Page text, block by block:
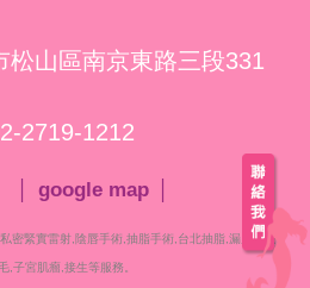
松山區南京東路三段331
2719-1212
google map
密緊實雷射,陰唇手術,抽脂手術,台北抽脂,漏尿治療,
,子宮肌瘤,接生等服務。